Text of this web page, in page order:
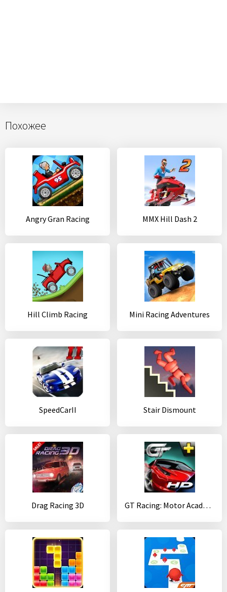
Похожее
Angry Gran Racing MMX Hill Dash 2
Hill Climb Racing Mini Racing Adventures
SpeedCarII Stair Dismount
Drag Racing 3D GT Racing: Motor Academy